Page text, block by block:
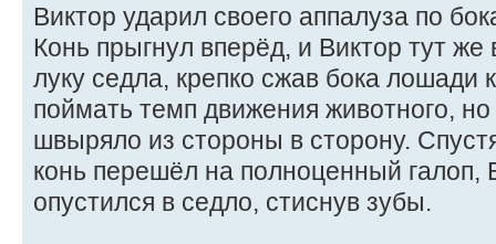
Виктор ударил своего аппалуза по
Конь прыгнул вперёд, и Виктор тут же
луку седла, крепко сжав бока
поймать темп движения животного, но
швыряло из стороны в сторону.
конь перешёл на полноценный галоп,
опустился в седло, стиснув зубы.